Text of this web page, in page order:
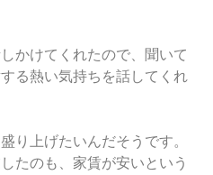
かけてくれたので、聞いて
る熱い気持ちを話してくれ
り上げたいんだそうです。
たのも、家賃が安いという